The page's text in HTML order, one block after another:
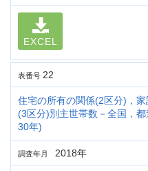
EXCEL
表番号 22
住宅の所有の関係(2区分)，
(3区分)別主世帯数－全国，
30年)
調査年月 2018年